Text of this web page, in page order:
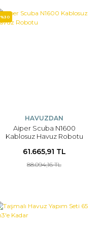
%30
HAVUZDAN
Aiper Scuba N1600
Kablosuz Havuz Robotu
61.665,91 TL
88.094,16 TL